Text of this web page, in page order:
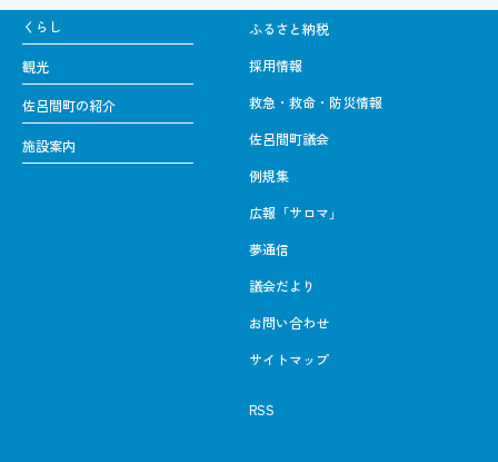
くらし
観光
佐呂間町の紹介
施設案内
ふるさと納税
採用情報
救急・救命・防災情報
佐呂間町議会
例規集
広報「サロマ」
夢通信
議会だより
お問い合わせ
サイトマップ
RSS